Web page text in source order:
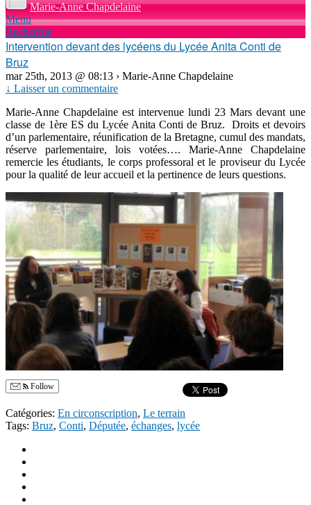
Marie-Anne Chapdelaine
Menu
Recherche
Intervention devant des lycéens du Lycée Anita Conti de
Bruz
mar 25th, 2013 @ 08:13 › Marie-Anne Chapdelaine
↓ Laisser un commentaire
Marie-Anne Chapdelaine est intervenue lundi 23 Mars devant une
classe de 1ère ES du Lycée Anita Conti de Bruz. Droits et devoirs
d’un parlementaire, réunification de la Bretagne, cumul des mandats,
réserve parlementaire, lois votées…. Marie-Anne Chapdelaine
remercie les étudiants, le corps professoral et le proviseur du Lycée
pour la qualité de leur accueil et la pertinence de leurs questions.
Follow
Catégories: En circonscription, Le terrain
Tags: Bruz, Conti, Députée, échanges, lycée